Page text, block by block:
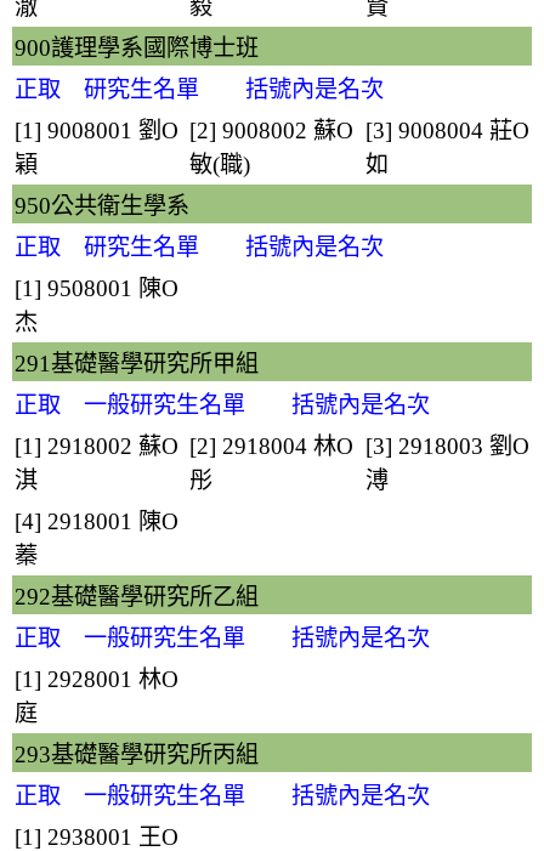
澈 毅
賢
900護理學系國際博士班
正取 研究生名單 括號內是名次
[1] 9008001 劉O
穎
[2] 9008002 蘇O
敏(職)
[3] 9008004 莊O
如
950公共衛生學系
正取 研究生名單 括號內是名次
[1] 9508001 陳O
杰
291基礎醫學研究所甲組
正取 一般研究生名單 括號內是名次
[1] 2918002 蘇O
淇
[2] 2918004 林O
彤
[3] 2918003 劉O
溥
[4] 2918001 陳O
蓁
292基礎醫學研究所乙組
正取 一般研究生名單 括號內是名次
[1] 2928001 林O
庭
293基礎醫學研究所丙組
正取 一般研究生名單 括號內是名次
[1] 2938001 王O